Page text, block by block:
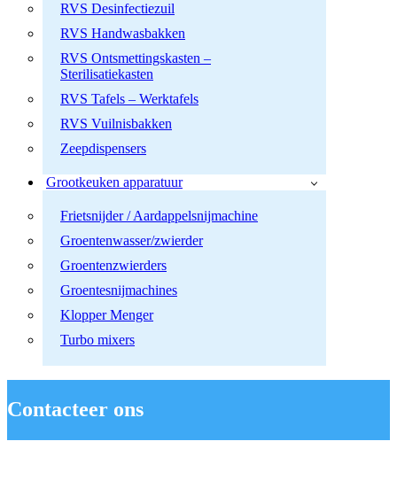
RVS Desinfectiezuil
RVS Handwasbakken
RVS Ontsmettingskasten –
Sterilisatiekasten
RVS Tafels – Werktafels
RVS Vuilnisbakken
Zeepdispensers
Grootkeuken apparatuur
Frietsnijder / Aardappelsnijmachine
Groentenwasser/zwierder
Groentenzwierders
Groentesnijmachines
Klopper Menger
Turbo mixers
Contacteer ons